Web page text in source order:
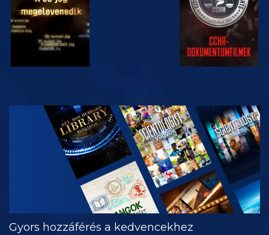
MŰSORNÉZÉS
A SOROZAT
RÉSZEI
Gyors hozzáférés a kedvencekhez